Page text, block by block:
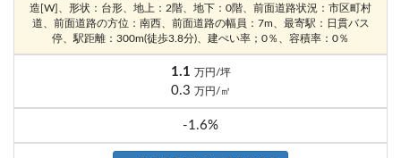
造[W]、形状：台形、地上：2階、地下：0階、前面道路状況：市区町村
道、前面道路の方位：南西、前面道路の幅員：7m、最寄駅：日貫バス
停、駅距離：300m(徒歩3.8分)、建ぺい率；0％、容積率：0％
1.1 万円/坪
0.3 万円/㎡
-1.6%